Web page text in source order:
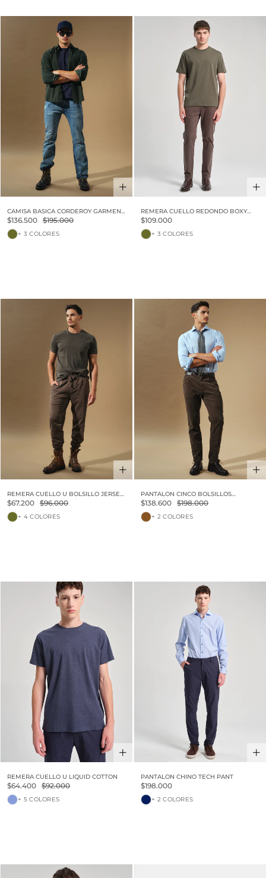
CAMISA BASICA CORDEROY GARMENT
DYE VINTAGE
$136.500 $195.000
+ 3 COLORES
REMERA CUELLO REDONDO BOXY
LUXURY TOUCH
$109.000
+ 3 COLORES
REMERA CUELLO U BOLSILLO JERSEY
PESADO VINTAGE
$67.200 $96.000
+ 4 COLORES
PANTALON CINCO BOLSILLOS
CORDEROY VINTAGE
$138.600 $198.000
+ 2 COLORES
REMERA CUELLO U LIQUID COTTON
$64.400 $92.000
+ 5 COLORES
PANTALON CHINO TECH PANT
$198.000
+ 2 COLORES